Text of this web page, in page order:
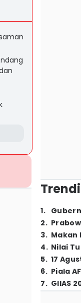
1.
2.
3. Makan
4. Nilai
5. 17
6. Piala
7. GIIAS